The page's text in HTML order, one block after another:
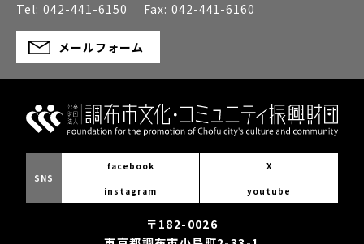
Tel: 042-441-6150 Fax: 042-441-6160
メールフォーム
SNS
facebook X
instagram youtube
〒182-0026